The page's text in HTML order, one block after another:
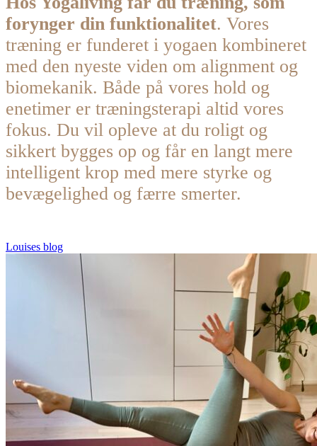
forynger din funktionalitet. Vores
træning er funderet i yogaen kombineret
med den nyeste viden om alignment og
biomekanik. Både på vores hold og
enetimer er træningsterapi altid vores
fokus. Du vil opleve at du roligt og
sikkert bygges op og får en langt mere
intelligent krop med mere styrke og
bevægelighed og færre smerter.
Louises blog